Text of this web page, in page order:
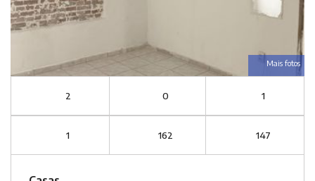
Mais fotos
2 0 1
1 162 147